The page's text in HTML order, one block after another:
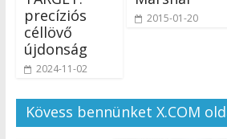
precíziós
céllövő
újdonság
2024-11-02
2015-01-20
Kövess bennünket X.COM